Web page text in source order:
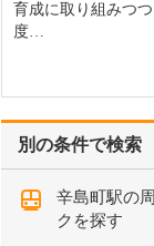
別の条件で検索
辛島町駅の
クを探す
育成に取り組みつ
度…